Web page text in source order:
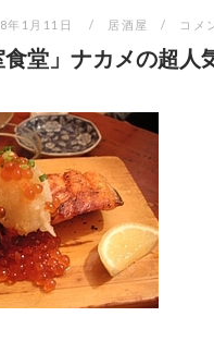
年1月11日 居酒屋 コメ
食堂」ナカメの超人